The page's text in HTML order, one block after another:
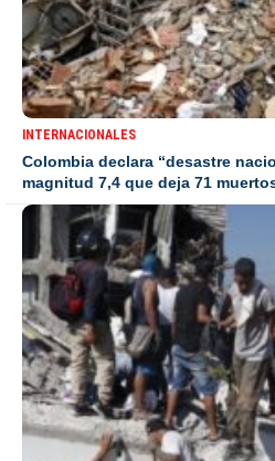
INTERNACIONALES
Colombia declara “desastre
magnitud 7,4 que deja 71